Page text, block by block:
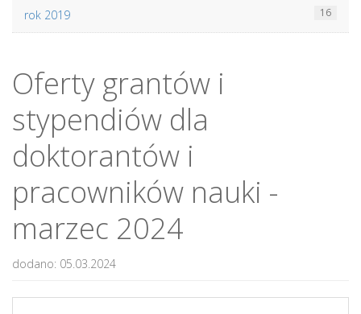
rok 2019 16
Oferty grantów i
stypendiów dla
doktorantów i
pracowników nauki -
marzec 2024
dodano: 05.03.2024